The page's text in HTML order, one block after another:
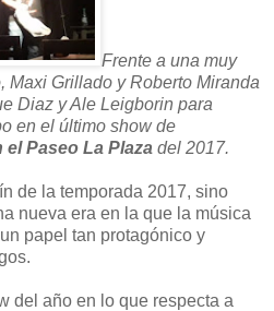
Frente a una muy
Maxi Grillado y Roberto Miranda
Diaz y Ale Leigborin para
en el último show de
Paseo La Plaza del 2017.
de la temporada 2017, sino
nueva era en la que la música
papel tan protagónico y
del año en lo que respecta a